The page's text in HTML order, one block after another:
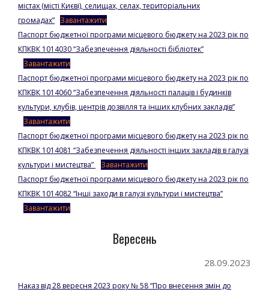
містах (місті Києві), селищах, селах, територіальних
громадах” Завантажити
Паспорт бюджетної програми місцевого бюджету на 2023 рік по
КПКВК 1014030 “Забезпечення діяльності бібліотек”
Завантажити
Паспорт бюджетної програми місцевого бюджету на 2023 рік по
КПКВК 1014060 “Забезпечення діяльності палаців і будинків
культури, клубів, центрів дозвілля та інших клубних закладів”
Завантажити
Паспорт бюджетної програми місцевого бюджету на 2023 рік по
КПКВК 1014081 “Забезпечення діяльності інших закладів в галузі
культури і мистецтва”
Завантажити
Паспорт бюджетної програми місцевого бюджету на 2023 рік по
КПКВК 1014082 “Інші заходи в галузі культури і мистецтва”
Завантажити
Вересень
28.09.2023
Наказ від 28 вересня 2023 року № 58 “Про внесення змін до